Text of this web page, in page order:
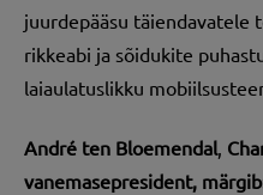
juurdepääsu täiendavatele
rikkeabi ja sõidukite
laiaulatuslikku
André ten Bloemendal,
vanemasepresident,